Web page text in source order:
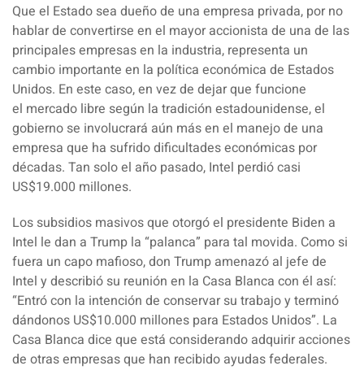
Que el Estado sea dueño de una empresa privada, por no
hablar de convertirse en el mayor accionista de una de las
principales empresas en la industria, representa un
cambio importante en la política económica de Estados
Unidos. En este caso, en vez de dejar que funcione
el mercado libre según la tradición estadounidense, el
gobierno se involucrará aún más en el manejo de una
empresa que ha sufrido dificultades económicas por
décadas. Tan solo el año pasado, Intel perdió casi
US$19.000 millones.
Los subsidios masivos que otorgó el presidente Biden a
Intel le dan a Trump la “palanca” para tal movida. Como si
fuera un capo mafioso, don Trump amenazó al jefe de
Intel y describió su reunión en la Casa Blanca con él así:
“Entró con la intención de conservar su trabajo y terminó
dándonos US$10.000 millones para Estados Unidos”. La
Casa Blanca dice que está considerando adquirir acciones
de otras empresas que han recibido ayudas federales.